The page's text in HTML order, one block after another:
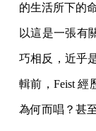
的生活所下的
以這是一張有
巧相反，近乎
輯前，Feist 經
為何而唱？甚